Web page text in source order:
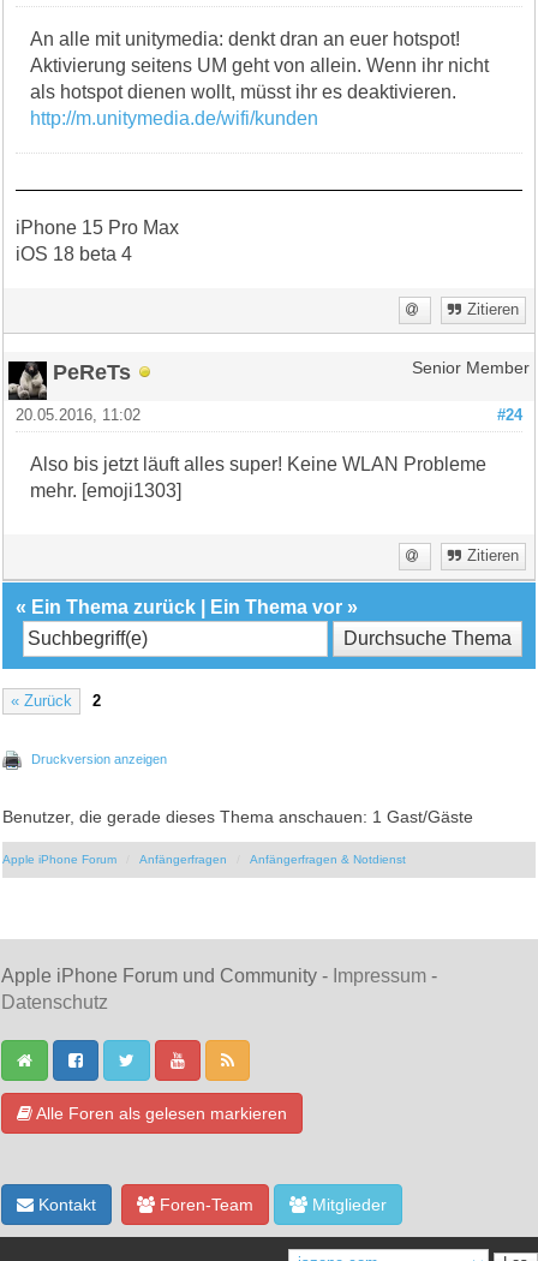
An alle mit unitymedia: denkt dran an euer hotspot!
Aktivierung seitens UM geht von allein. Wenn ihr nicht
als hotspot dienen wollt, müsst ihr es deaktivieren.
http://m.unitymedia.de/wifi/kunden
iPhone 15 Pro Max
iOS 18 beta 4
Zitieren
PeReTs Senior Member
#24
20.05.2016, 11:02
Also bis jetzt läuft alles super! Keine WLAN Probleme
mehr. [emoji1303]
Zitieren
« Ein Thema zurück Ein Thema vor »
« Zurück 2
Druckversion anzeigen
Benutzer, die gerade dieses Thema anschauen: 1 Gast/Gäste
Apple iPhone Forum Anfängerfragen Anfängerfragen & Notdienst
Apple iPhone Forum und Community - Impressum -
Datenschutz
Alle Foren als gelesen markieren
Kontakt Foren-Team Mitglieder